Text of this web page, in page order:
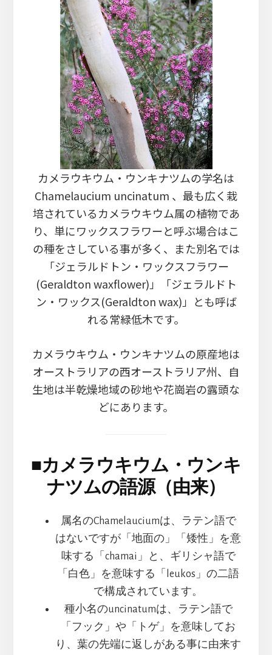
カメラウキウム・ウンキナツムの学名は
Chamelaucium uncinatum 、最も広く栽
培されているカメラウキウム属の植物であ
り、単にワックスフラワーと呼ぶ場合はこ
の種をさしている事が多く、また別名では
「ジェラルドトン・ワックスフラワー
(Geraldton waxflower)」「ジェラルドト
ン・ワックス(Geraldton wax)」とも呼ば
れる常緑低木です。
カメラウキウム・ウンキナツムの原産地は
オーストラリアの西オーストラリア州、自
生地は半乾燥地域の砂地や花崗岩の露頭な
どにあります。
■カメラウキウム・ウンキ
ナツムの語源（由来）
属名のChamelauciumは、ラテン語で
はないですが「地面の」「矮性」を意
味する「chamai」と、ギリシャ語で
「白色」を意味する「leukos」の二語
で構成されています。
種小名のuncinatumは、ラテン語で
「フック」や「トゲ」を意味してお
り、葉の先端に返しがある事に由来す